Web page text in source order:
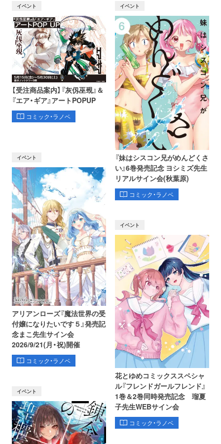
イベント
【受注商品案内】『灰仭巫覡』＆
『エア・ギア』アートPOPUP
コミック・ラノベ
イベント
『妹はシスコン兄がめんどくさ
い』6巻発売記念 ヨシミズ先生
リアルサイン会(秋葉原)
コミック・ラノベ
イベント
アリアンローズ『魔法世界の受
付嬢になりたいです５』発売記
念まこ先生サイン会
2026/9/21(月・祝)開催
コミック・ラノベ
イベント
花とゆめコミックススペシャ
ル『フレンドガールフレンド』
1巻＆2巻同時発売記念 瑠夏
子先生WEBサイン会
コミック・ラノベ
イベント